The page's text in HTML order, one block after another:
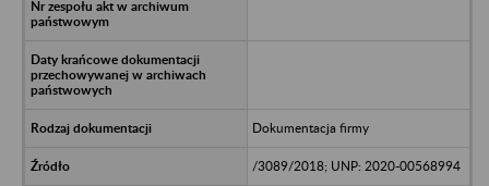
Dokumentacja firmy
/3089/2018; UNP: 2020-00568994